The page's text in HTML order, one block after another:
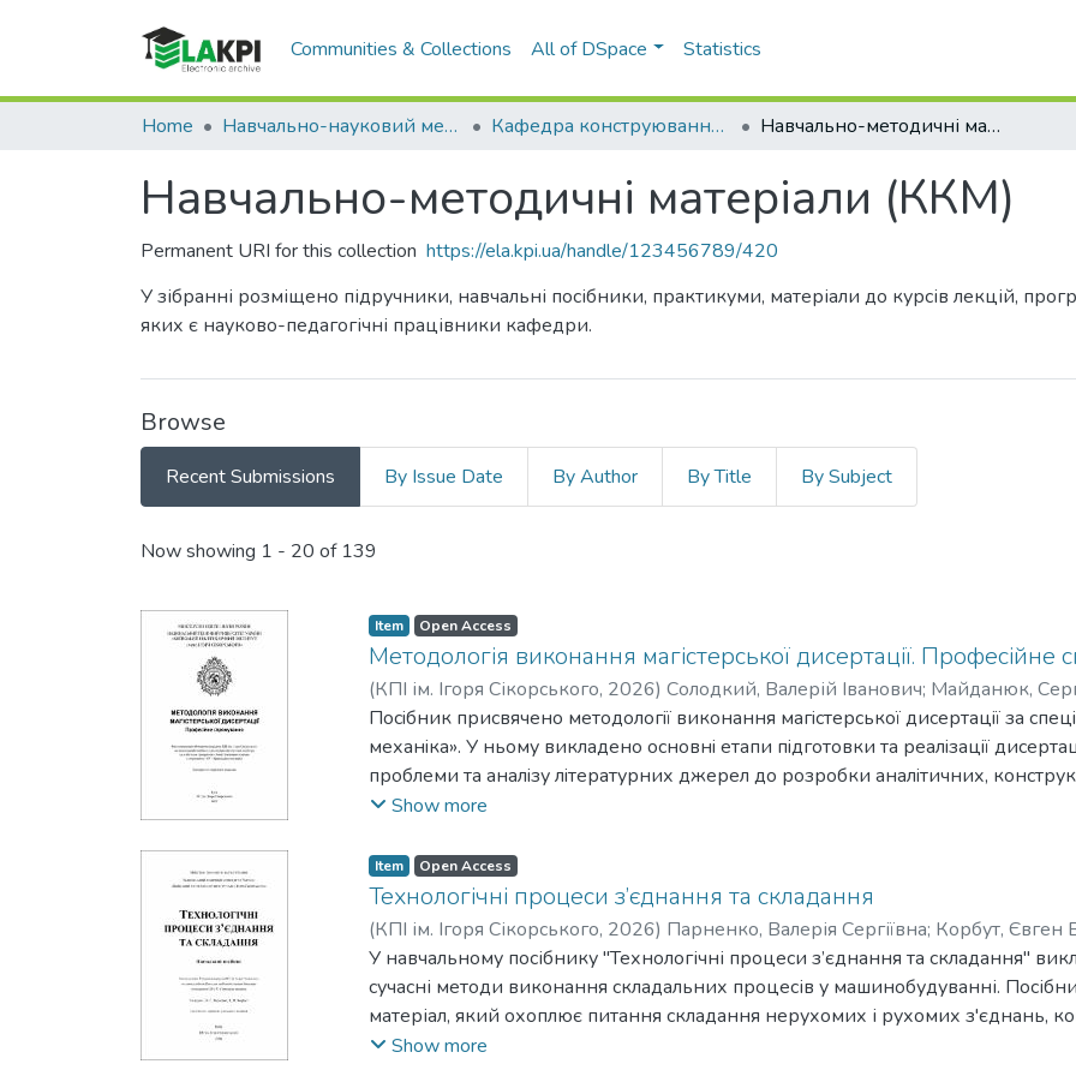
Communities & Collections All of DSpace Statistics
Home Навчально-науковий механіко-машинобудівний інститут (НН ММІ) Кафедра конструювання машин (ККМ) Навчально-методичні матеріали (ККМ)
Навчально-методичні матеріали (ККМ)
Permanent URI for this collection https://ela.kpi.ua/handle/123456789/420
У зібранні розміщено підручники, навчальні посібники, практикуми, матеріали до курсів лекцій,
яких є науково-педагогічні працівники кафедри.
Browse
Recent Submissions By Issue Date By Author By Title By Subject
Recent Submissions
Now showing 1 - 20 of 139
Item Open Access
Методологiя виконання магiстерської дисертацiї. Професiйне
(КПІ ім. Ігоря Сікорського, 2026) Солодкий, Валерій Іванович; Майданюк,
Вячеслав Володимирович;Гаврушкевич, Андрiй Юрiйович
Посiбник присвячено методологiї виконання магiстерської дисертацiї за
механiка». У ньому викладено основнi етапи пiдготовки та реалiзацiї
проблеми та аналiзу лiтературних джерел до розробки аналiтичних,
рiшень. Значну увагу придiлено методикам опису проблем, переваг, недолiкiв
рекомендацiї щодо структурування та обґрунтування результатiв дисертацiї
забезпечити обґрунтований пiдхiд до виконання магiстерської дисертацiї
здобувачiв ступеня майстра, за освiтньою програмою «Конструювання
механiка», викладачiв i наукових керiвникiв.
Show more
Item Open Access
Технологічні процеси з’єднання та складання
(КПІ ім. Ігоря Сікорського, 2026) Парненко, Валерія Сергіївна; Корбут, Євген
У навчальному посібнику "Технологічні процеси з’єднання та складання"
сучасні методи виконання складальних процесів у машинобудуванні.
матеріал, який охоплює питання складання нерухомих і рухомих з'єднань,
проєктування для ручного, автоматичного та роботизованого складання.
Show more